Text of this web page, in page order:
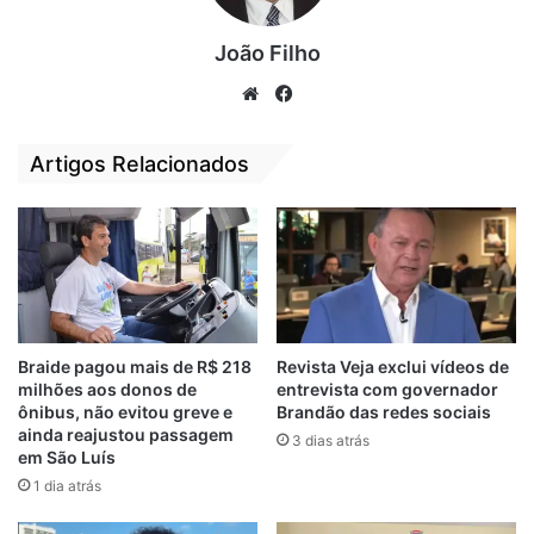
Quer saber mais sobre o nosso trabalhado?
@ribeironeto.ma
“Política se faz com
amor e respeito ao
próximo”, diz
vereador que
almeja ser
Governador do
Maranhão
Em "POLÍTICA"
na festa de
lançamento da
candidatura de
Ribeiro Neto a
deputado federal
21 de agosto de 2022
Em "POLÍTICA"
Ribeiro Neto faz
balanço das
atividades em
sessão na Câmara
27 de março de 2023
João Filho
We
Artigos Relacionados
Braide pagou mais de R$ 218
milhões aos donos de
ônibus, não evitou greve e
ainda reajustou passagem
em São Luís
1 dia atrás
Revista Veja exclui vídeos de
entrevista com governador
Brandão das redes sociais
3 dias atrás